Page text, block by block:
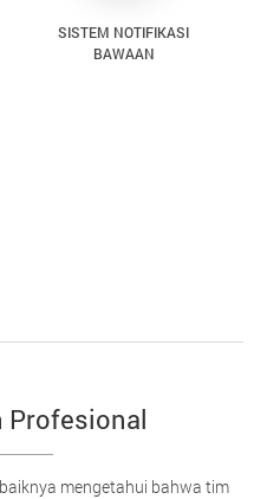
SISTEM NOTIFIKASI
BAWAAN
Profesional
mengetahui bahwa tim